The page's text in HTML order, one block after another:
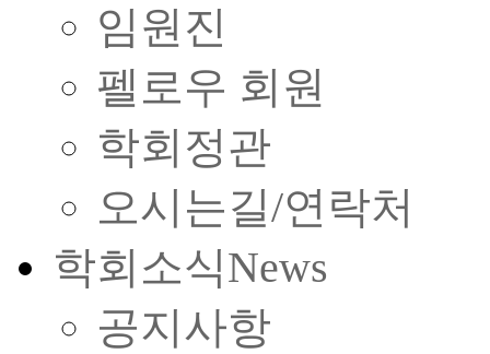
임원진
펠로우 회원
학회정관
오시는길/연락처
학회소식News
공지사항